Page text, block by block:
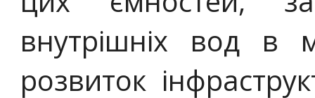
внутрішніх вод в
розвиток